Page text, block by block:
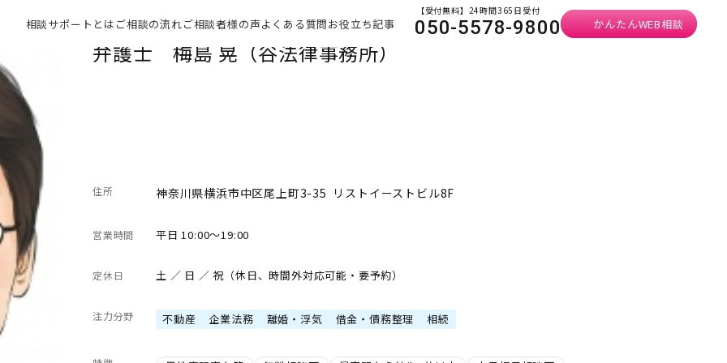
相談サポートとは ご相談の流れご相談者様の声よくある質問お役立ち記事
【受付無料】24時間365日受付
050-5578-9800 かんたんWEB相談
弁護士 梅島 晃（谷法律事務所）
住所 神奈川県横浜市中区尾上町3-35 リストイーストビル8F
営業時間 平日 10:00～19:00
定休日 土 ／ 日 ／ 祝（休日、時間外対応可能・要予約）
注力分野 不動産 企業法務 離婚・浮気 借金・債務整理 相続